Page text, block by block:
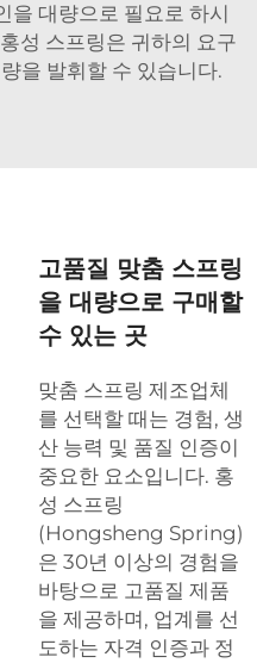
을 대량으로 필요로 하시
성 스프링은 귀하의 요구
을 발휘할 수 있습니다.
고품질 맞춤 스프링
을 대량으로 구매할
수 있는 곳
맞춤 스프링 제조업체
를 선택할 때는 경험, 생
산 능력 및 품질 인증이
중요한 요소입니다. 홍
성 스프링
(Hongsheng Spring)
은 30년 이상의 경험을
바탕으로 고품질 제품
을 제공하며, 업계를 선
도하는 자격 인증과 정